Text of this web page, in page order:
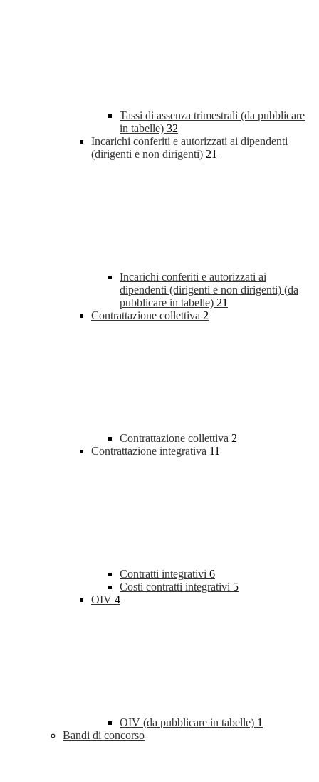
Tassi di assenza trimestrali (da pubblicare
in tabelle) 32
Incarichi conferiti e autorizzati ai dipendenti
(dirigenti e non dirigenti) 21
Incarichi conferiti e autorizzati ai
dipendenti (dirigenti e non dirigenti) (da
pubblicare in tabelle) 21
Contrattazione collettiva 2
Contrattazione collettiva 2
Contrattazione integrativa 11
Contratti integrativi 6
Costi contratti integrativi 5
OIV 4
OIV (da pubblicare in tabelle) 1
Bandi di concorso